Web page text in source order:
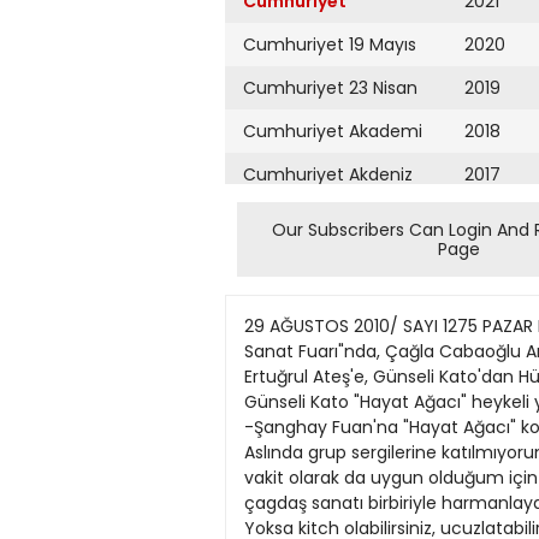
Cumhuriyet 19 Mayıs
Cumhuriyet 23 Nisan
Cumhuriyet Akademi
Cumhuriyet Akdeniz
Cumhuriyet Alışveriş
Cumhuriyet Ankara
Cumhuriyet Büyük
Taaruz
Cumhuriyet
Cumartesi
Cumhuriyet Çevre
2020
2019
2018
2017
2016
2015
2013
2012
2011
2010
2009
Our Subscribers Can Login And
Page
29 AĞUSTOS 2010/ SAYI 1275 PAZAR Kato'nun yüzleriGÜLBİN ÖZBEY Şanghay'da 9-12 Eylül arasında yapılacak "Shanghai Contemporary Sanat Fuarı"nda, Çağla Cabaoğlu Art Gallery'nin eserleri, "en iyi galeriler" bölümünde sanatseverlerle buluşacak. Bedri Baykam'dan Ertuğrul Ateş'e, Günseli Kato'dan Hüsametlin Koçan'a, Konıeflen Lolita Asil'e her yaştan 16 ressamın 117 eserle katılacağı sergi için Günseli Kato "Hayat Ağacı" heykeli yaptı. 30 bin kişinin izlemesi beklenen fuarda sergilenecek "Hayat Ağacı"nı sanatçısıyla konuştuk. -Şanghay Fuan'na "Hayat Ağacı" konseptli eserinizle katılıyorsunuz. Slzi aslında gaıp çalışmalannda görmeyiz, nasıl karar verdiniz? -Aslında grup sergilerine katılmıyorum. Tek başına çalışmayı seven biriyim. Bu projeye Çağla Cabaoğlu'nun ısrarı üzerine, yaz aylarında vakit olarak da uygun olduğum için evet dedim. İyi ki de yapmışım. Çok zevk aldım. Ben gelenekten gelen bir sanatçıyım. Gelenek ve çagdaş sanatı birbiriyle harmanlayan biriyim. Bu enteresan bir tat. Kolay bir şey değil. Bunun için çok incelemek lazım, vizyon lazım. Yoksa kitch olabilirsiniz, ucuzlatabilirsiniz. Ben saray ressamıyım. Bunu ucuzlatmamak gerekiyor. Bu tasarım gerçekten hem gelenek, hem çagdaş, hem anlam yüklü, vizyonu olan bir tasarım oldu. Ressam Günseli Kato, 12 Eylül'de düzenlenecek Şanghay Fuan'na 16 ressamla birlikte katılıyor. "Hayat Ağacı" konseptli çalışmasıyla Kato yine ilginç bir işe imza atıyor. Ağacın üzerindeki her yüz onu anlatıyor. - Epey de büyük... - iki metreye 50 santim boyutunda bir hayat ağacı. - Hayat ağacı fikri nereden çıktı? - Aslında Çağla Cabaoğlu'nun fikriydi. Doğu'ya gittiğimiz için bu konsepti istedi. Ama zannetmeyin ki, bütün sanatçılar bununla ilgili resim götürüyor. Hayat ağacı, Doğu'da anlam yüklenmiş olan soyut bir kavram aslında. Bizde de bu Şamanizm'den beri süregelen bir gelenek. - Nedir anlamı? - Öldükten sonra öbür dünyayla iletişimini anlatıyor. Her insanın bir hayat ağacı, bir soyu vardır. Ben biraz Şaman kültüründen yola çıktım. Eserimin adını da "Göğün direği kutsal sütun" koydum. -Slzyaptığınız bütün işleri kendlnizle bütünleştiriyorsunuz. Mutlaka bir performans ekliyorsunuz. Buradaki performans nedir? - Bu eserimi de kendimle buluşturdum. Masklar benim yüzüm. Sanata elverişli bir suratım var. Yüzümle oynamak da bana haz veriyor. Performanslarımda mutlaka yüzümle oynuyorum. Makyaj, saç, renk, hepsi performansıma eşlik ediyor. Yine yüzümle bir şey yapayım istedim. - Adım adım anlatır mısınız? Yüzümün kalıbını çıkardım. Bir insanın binbirtane yüz hali var. iki yüz parça suratın